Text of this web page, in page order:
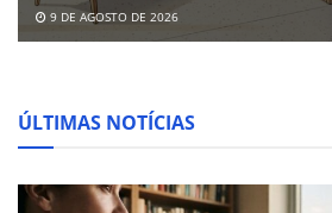
9 DE AGOSTO DE 2026
ÚLTIMAS NOTÍCIAS